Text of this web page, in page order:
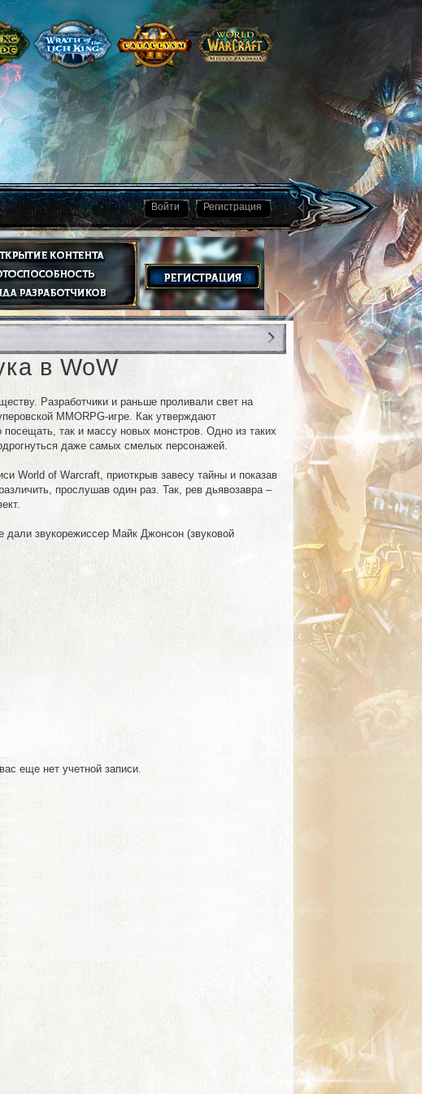
Войти Регистрация
в WoW
Разработчики и раньше проливали свет на
MMORPG-игре. Как утверждают
так и массу новых монстров. Одно из таких
даже самых смелых персонажей.
World of Warcraft, приоткрыв завесу тайны и показав
прослушав один раз. Так, рев дьявозавра –
звукорежиссер Майк Джонсон (звуковой
еще нет учетной записи.